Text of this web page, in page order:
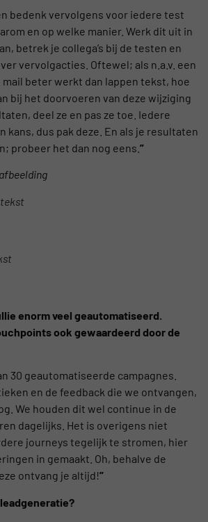
bedenk vervolgens voor iedere test
en op welke manier. Werk dit uit in
betrek je collega’s bij de testen en
vervolgacties. Oftewel; als n.a.v. een
beter werkt dan lappen tekst, hoe
bij het doorvoeren van deze wijziging
deel ze en pas ze toe. Iedere
kans, dus pak deze. En als je resultaten
probeer het dan nog eens. ”
enorm veel geautomatiseerd.
ook gewaardeerd door de
30 geautomatiseerde campagnes.
en de feedback die we ontvangen,
We houden dit wel continue in de
dagelijks. Het is overigens niet
journeys tegelijk te stromen, hier
in gemaakt. Oh, behalve de
ontvang je altijd!”